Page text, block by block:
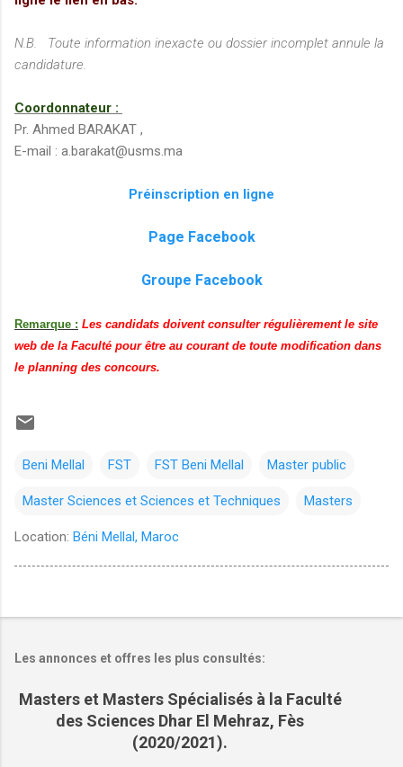
N.B. Toute information inexacte ou dossier incomplet annule la
candidature.
Coordonnateur :
Pr. Ahmed BARAKAT ,
E-mail : a.barakat@usms.ma
Préinscription en ligne
Page Facebook
Groupe Facebook
Remarque : Les candidats doivent consulter régulièrement le site
web de la Faculté pour être au courant de toute modification dans
le planning des concours.
Beni Mellal FST FST Beni Mellal Master public
Master Sciences et Sciences et Techniques Masters
Location: Béni Mellal, Maroc
Les annonces et offres les plus consultés:
Masters et Masters Spécialisés à la Faculté
des Sciences Dhar El Mehraz, Fès
(2020/2021).